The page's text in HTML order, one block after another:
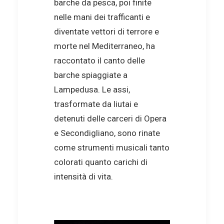
barche da pesca, poi finite
nelle mani dei trafficanti e
diventate vettori di terrore e
morte nel Mediterraneo, ha
raccontato il canto delle
barche spiaggiate a
Lampedusa. Le assi,
trasformate da liutai e
detenuti delle carceri di Opera
e Secondigliano, sono rinate
come strumenti musicali tanto
colorati quanto carichi di
intensità di vita.